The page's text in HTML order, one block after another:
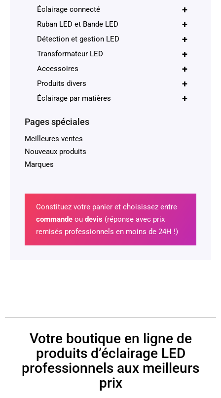
+
Éclairage connecté
+
Ruban LED et Bande LED
+
Détection et gestion LED
+
Transformateur LED
+
Accessoires
+
Produits divers
+
Éclairage par matières
Pages spéciales
Meilleures ventes
Nouveaux produits
Marques
Constituez votre panier et choisissez entre
commandeou devis (réponse avec prix
remisés professionnels en moins de 24H !)
Votre boutique en ligne de
produits d’éclairage LED
professionnels aux meilleurs
prix